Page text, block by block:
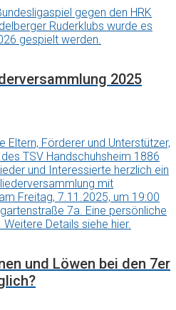
gegen den HRK
Ruderklubs wurde es
gespielt werden.
2025
Eltern, Förderer und Unterstützer,
TSV Handschuhsheim 1886
und Interessierte herzlich ein
mit
Freitag, 7.11.2025, um 19:00
7a. Eine persönliche
Details siehe hier.
und Löwen bei den 7er